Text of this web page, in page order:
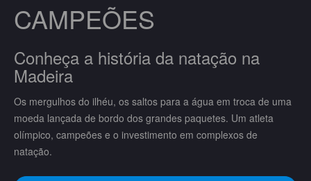
CAMPEÕES
Conheça a história da natação na
Madeira
Os mergulhos do ilhéu, os saltos para a água em troca de uma
moeda lançada de bordo dos grandes paquetes. Um atleta
olímpico, campeões e o investimento em complexos de
natação.